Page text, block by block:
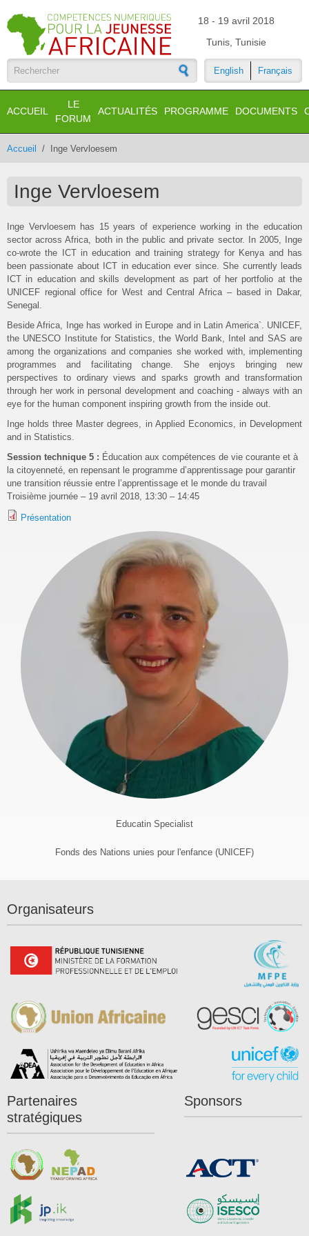
18 - 19 avril 2018
Tunis, Tunisie
Français
English
Formulaire de recherche
ACCUEIL
LE
FORUM
ACTUALITÉS PROGRAMME DOCUMENTS
Accueil / Inge Vervloesem
Inge Vervloesem
Inge Vervloesem has 15 years of experience working in the education
sector across Africa, both in the public and private sector. In 2005, Inge
co-wrote the ICT in education and training strategy for Kenya and has
been passionate about ICT in education ever since. She currently leads
ICT in education and skills development as part of her portfolio at the
UNICEF regional office for West and Central Africa – based in Dakar,
Senegal.
Beside Africa, Inge has worked in Europe and in Latin America`. UNICEF,
the UNESCO Institute for Statistics, the World Bank, Intel and SAS are
among the organizations and companies she worked with, implementing
programmes and facilitating change. She enjoys bringing new
perspectives to ordinary views and sparks growth and transformation
through her work in personal development and coaching - always with an
eye for the human component inspiring growth from the inside out.
Inge holds three Master degrees, in Applied Economics, in Development
and in Statistics.
Session technique 5 : Éducation aux compétences de vie courante et à
la citoyenneté, en repensant le programme d’apprentissage pour garantir
une transition réussie entre l’apprentissage et le monde du travail
Troisième journée – 19 avril 2018, 13:30 – 14:45
Présentation
Educatin Specialist
Fonds des Nations unies pour l'enfance (UNICEF)
Organisateurs
Partenaires
stratégiques
Sponsors